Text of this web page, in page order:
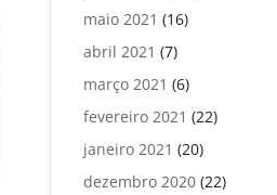
maio 2021 (16)
abril 2021 (7)
março 2021 (6)
fevereiro 2021 (22)
janeiro 2021 (20)
dezembro 2020 (22)